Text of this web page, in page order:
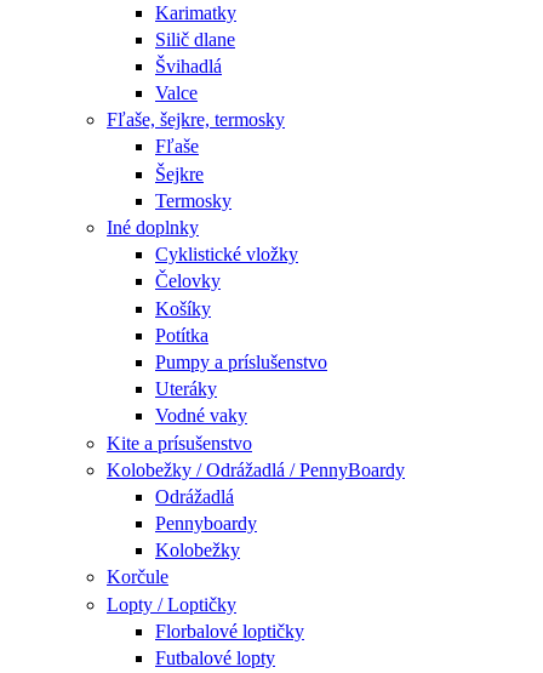
Karimatky
Silič dlane
Švihadlá
Valce
Fľaše, šejkre, termosky
Fľaše
Šejkre
Termosky
Iné doplnky
Cyklistické vložky
Čelovky
Košíky
Potítka
Pumpy a príslušenstvo
Uteráky
Vodné vaky
Kite a prísušenstvo
Kolobežky / Odrážadlá / PennyBoardy
Odrážadlá
Pennyboardy
Kolobežky
Korčule
Lopty / Loptičky
Florbalové loptičky
Futbalové lopty